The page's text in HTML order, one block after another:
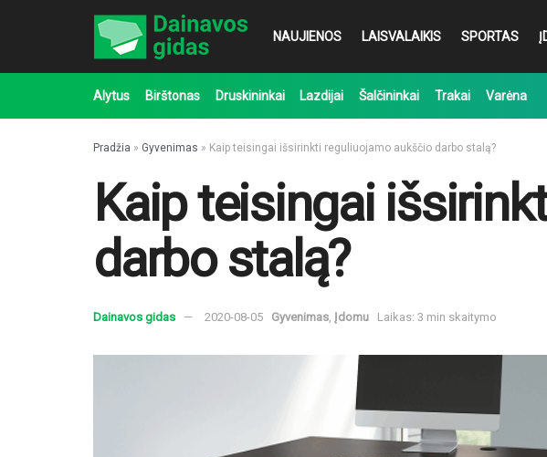
NAUJIENOS LAISVALAIKIS SPORTAS
Alytus Birštonas Druskininkai Lazdijai Šalčininkai Trakai Varėna
Pradžia » Gyvenimas » Kaip teisingai išsirinkti reguliuojamo aukščio darbo stalą?
Kaip teisingai
darbo stalą?
Dainavos gidas 2020-08-05 Gyvenimas, Įdomu Laikas: 3 min skaitymo